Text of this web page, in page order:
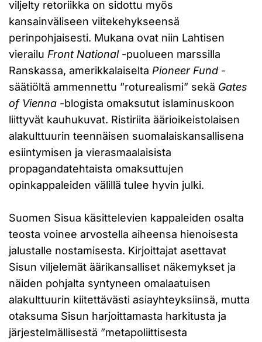
viljelty retoriikka on sidottu myös
kansainväliseen viitekehykseensä
perinpohjaisesti. Mukana ovat niin Lahtisen
vierailu Front National-puolueen marssilla
Ranskassa, amerikkalaiselta Pioneer Fund -
säätiöltä ammennettu ”roturealismi” sekä Gates
of Vienna -blogista omaksutut islaminuskoon
liittyvät kauhukuvat. Ristiriita äärioikeistolaisen
alakulttuurin teennäisen suomalaiskansallisena
esiintymisen ja vierasmaalaisista
propagandatehtaista omaksuttujen
opinkappaleiden välillä tulee hyvin julki.
Suomen Sisua käsittelevien kappaleiden osalta
teosta voinee arvostella aiheensa hienoisesta
jalustalle nostamisesta. Kirjoittajat asettavat
Sisun viljelemät äärikansalliset näkemykset ja
näiden pohjalta syntyneen omalaatuisen
alakulttuurin kiitettävästi asiayhteyksiinsä, mutta
otaksuma Sisun harjoittamasta harkitusta ja
järjestelmällisestä ”metapoliittisesta